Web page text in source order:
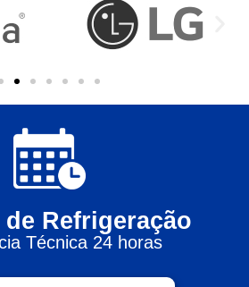
Refrigeração
Técnica 24 horas